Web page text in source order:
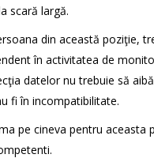
scară largă.
din această poziţie,
în activitatea de
datelor nu trebuie să
fi în incompatibilitate.
pe cineva pentru aceasta